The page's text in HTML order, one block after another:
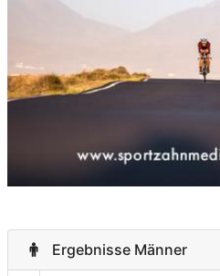
Ergebnisse Männer